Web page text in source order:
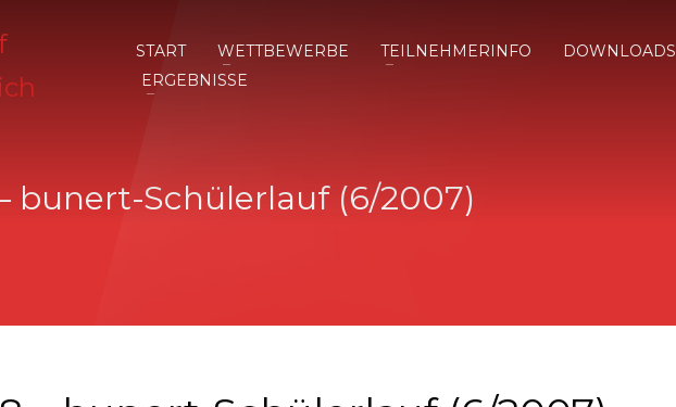
START WETTBEWERBE TEILNEHMERINFO DOWNLOADS
ERGEBNISSE
bunert-Schülerlauf (6/2007)